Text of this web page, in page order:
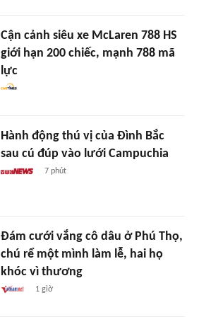
Cận cảnh siêu xe McLaren 788 HS
giới hạn 200 chiếc, mạnh 788 mã
lực
Hành động thú vị của Đình Bắc
sau cú đúp vào lưới Campuchia
7 phút
Đám cưới vắng cô dâu ở Phú Thọ,
chú rể một mình làm lễ, hai họ
khóc vì thương
1 giờ